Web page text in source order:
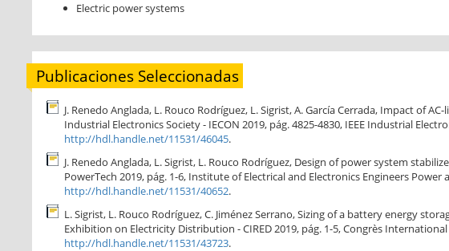
Electric power systems
Publicaciones Seleccionadas
J. Renedo Anglada, L. Rouco Rodríguez, L. Sigrist, A. García Cerrada, Impact of
Industrial Electronics Society - IECON 2019, pág. 4825-4830, IEEE Industrial
http://hdl.handle.net/11531/46045.
J. Renedo Anglada, L. Sigrist, L. Rouco Rodríguez, Design of power system
PowerTech 2019, pág. 1-6, Institute of Electrical and Electronics Engineers
http://hdl.handle.net/11531/40652.
L. Sigrist, L. Rouco Rodríguez, C. Jiménez Serrano, Sizing of a battery energy
Exhibition on Electricity Distribution - CIRED 2019, pág. 1-5, Congrès
http://hdl.handle.net/11531/43723.